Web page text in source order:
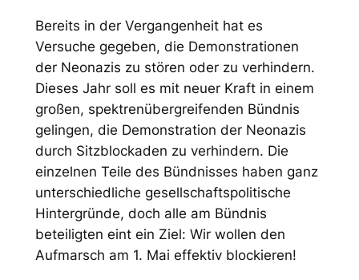
Bereits in der Vergangenheit hat es
Versuche gegeben, die Demonstrationen
der Neonazis zu stören oder zu verhindern.
Dieses Jahr soll es mit neuer Kraft in einem
großen, spektrenübergreifenden Bündnis
gelingen, die Demonstration der Neonazis
durch Sitzblockaden zu verhindern. Die
einzelnen Teile des Bündnisses haben ganz
unterschiedliche gesellschaftspolitische
Hintergründe, doch alle am Bündnis
beteiligten eint ein Ziel: Wir wollen den
Aufmarsch am 1. Mai effektiv blockieren!